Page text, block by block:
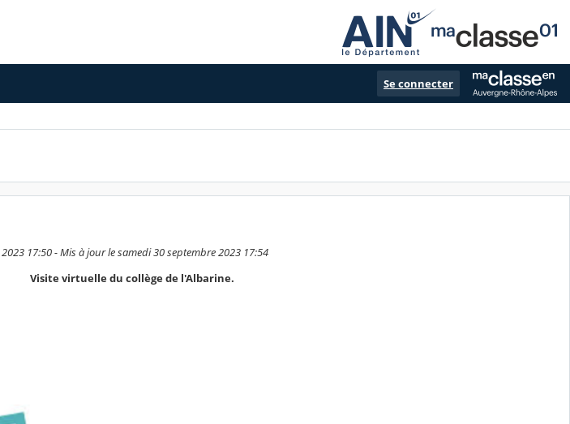
Se connecter
17:50 - Mis à jour le samedi 30 septembre 2023 17:54
Visite virtuelle du collège de l'Albarine.